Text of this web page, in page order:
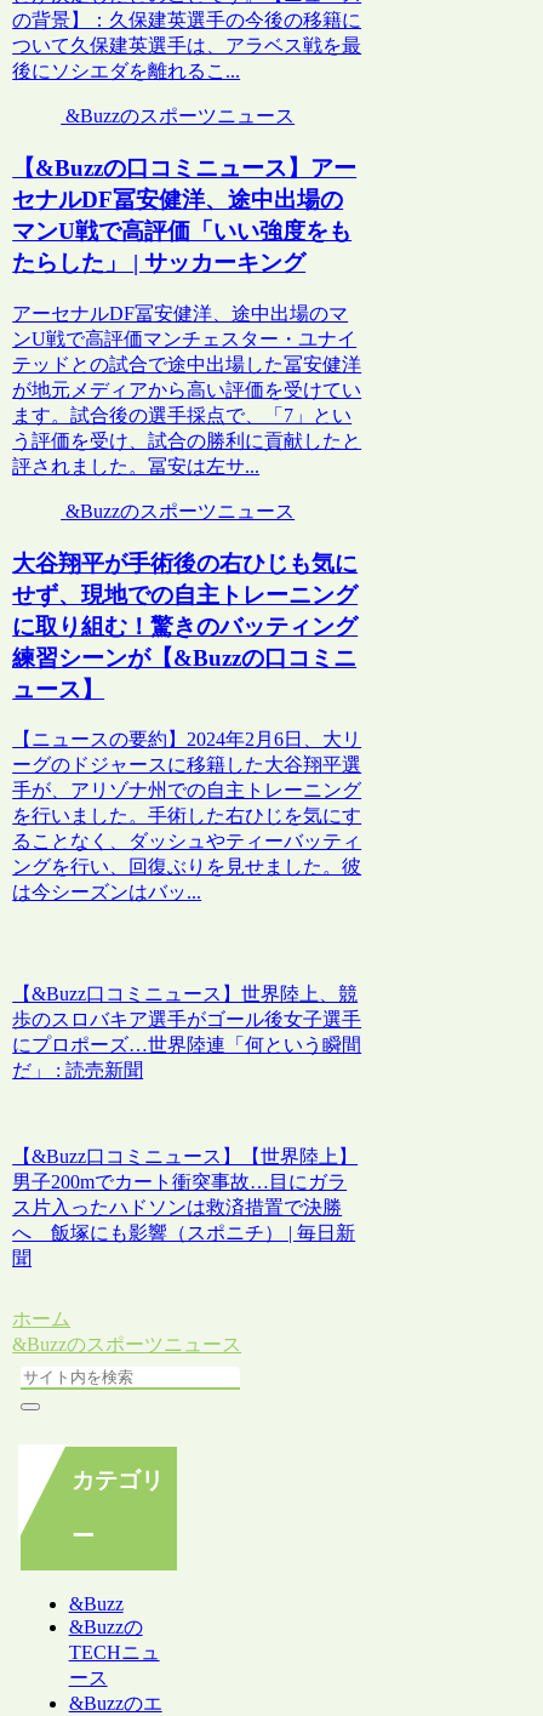
の背景】：久保建英選手の今後の移籍に
ついて久保建英選手は、アラベス戦を最
後にソシエダを離れるこ...
&Buzzのスポーツニュース
【&Buzzの口コミニュース】アー
セナルDF冨安健洋、途中出場の
マンU戦で高評価「いい強度をも
たらした」 | サッカーキング
アーセナルDF冨安健洋、途中出場のマ
ンU戦で高評価マンチェスター・ユナイ
テッドとの試合で途中出場した冨安健洋
が地元メディアから高い評価を受けてい
ます。試合後の選手採点で、「7」とい
う評価を受け、試合の勝利に貢献したと
評されました。冨安は左サ...
&Buzzのスポーツニュース
大谷翔平が手術後の右ひじも気に
せず、現地での自主トレーニング
に取り組む！驚きのバッティング
練習シーンが【&Buzzの口コミニ
ュース】
【ニュースの要約】2024年2月6日、大リ
ーグのドジャースに移籍した大谷翔平選
手が、アリゾナ州での自主トレーニング
を行いました。手術した右ひじを気にす
ることなく、ダッシュやティーバッティ
ングを行い、回復ぶりを見せました。彼
は今シーズンはバッ...
【&Buzz口コミニュース】世界陸上、競
歩のスロバキア選手がゴール後女子選手
にプロポーズ…世界陸連「何という瞬間
だ」 : 読売新聞
【&Buzz口コミニュース】【世界陸上】
男子200mでカート衝突事故…目にガラ
ス片入ったハドソンは救済措置で決勝
へ 飯塚にも影響（スポニチ） | 毎日新
聞
ホーム
&Buzzのスポーツニュース
カテゴリ
ー
&Buzz
&Buzzの
TECHニュ
ース
&Buzzのエ